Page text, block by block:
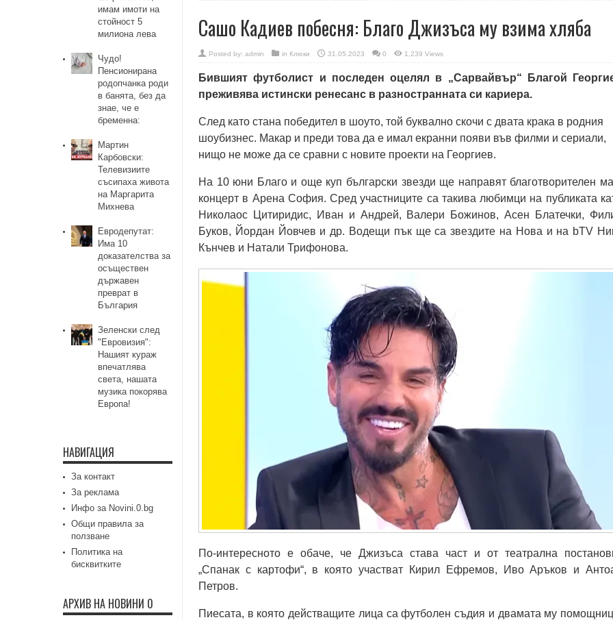
Сашо Кадиев побесня: Благо Джизъса му взима хляба
Posted by: admin in Клюки 31.05.2023 0 1,239 Views
Бившият футболист и последен оцелял в „Сарвайвър“ Благой
преживява истински ренесанс в разностранната си кариера.
След като стана победител в шоуто, той буквално скочи с двата крака в родния
шоубизнес. Макар и преди това да е имал екранни появи във филми и сериали,
нищо не може да се сравни с новите проекти на Георгиев.
На 10 юни Благо и още куп български звезди ще направят благотворителен
концерт в Арена София. Сред участниците са такива любимци на публиката
Николаос Цитиридис, Иван и Андрей, Валери Божинов, Асен Блатечки,
Буков, Йордан Йовчев и др. Водещи пък ще са звездите на Нова и на bTV
Кънчев и Натали Трифонова.
По-интересното е обаче, че Джизъса става част и от театрална
„Спанак с картофи“, в която участват Кирил Ефремов, Иво Аръков и
Петров.
Пиесата, в която действащите лица са футболен съдия и двамата му
имам имоти на
стойност 5
милиона лева
Чудо!
Пенсионирана
родопчанка роди
в банята, без да
знае, че е
бременна:
Мартин
Карбовски:
Телевизиите
съсипаха живота
на Маргарита
Михнева
Евродепутат:
Има 10
доказателства за
осъществен
държавен
преврат в
България
Зеленски след
"Евровизия":
Нашият кураж
впечатлява
света, нашата
музика покорява
Европа!
НАВИГАЦИЯ
За контакт
За реклама
Инфо за Novini.0.bg
Общи правила за
ползване
Политика на
бисквитките
АРХИВ НА НОВИНИ 0